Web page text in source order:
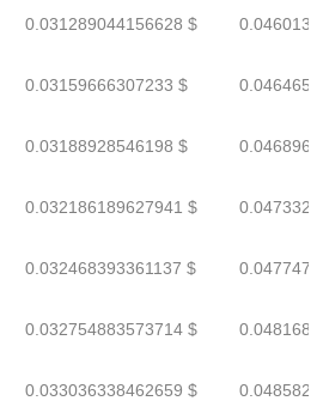
0.031289044156628 $
0.03159666307233 $
0.03188928546198 $
0.032186189627941 $
0.032468393361137 $
0.032754883573714 $
0.033036338462659 $